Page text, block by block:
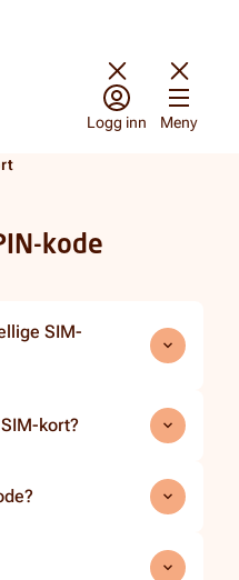
Logg inn Meny
kode
SIM-
kort?